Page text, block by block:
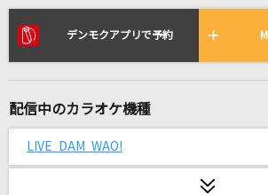
TIME(B'z LIVE-GYM Pleasure
MAGIC
[生音]TSUNAMI
デンモクアプリで予約
配信中のカラオケ機種
LIVE DAM WAO!